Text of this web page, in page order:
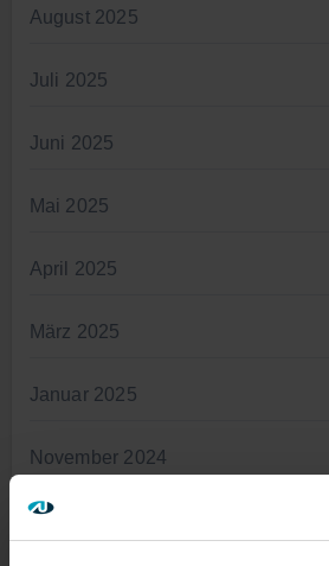
August 2025
Juli 2025
Juni 2025
Mai 2025
April 2025
März 2025
Januar 2025
November 2024
Oktober 2024